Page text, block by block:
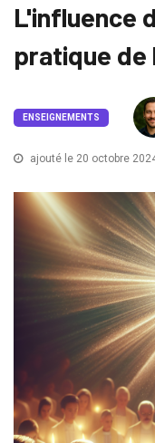
L'influence
pratique de
ENSEIGNEMENTS
ajouté le 20 octobre